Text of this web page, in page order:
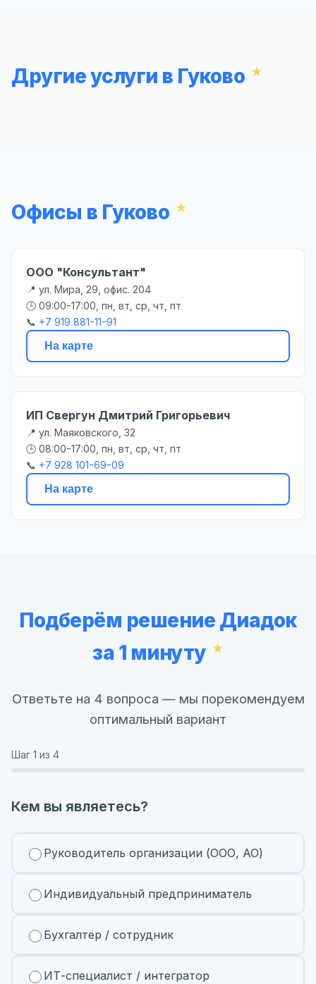
Другие услуги в Гуково
Офисы в Гуково
ООО "Консультант"
📍 ул. Мира, 29, офис. 204
🕒 09:00-17:00, пн, вт, ср, чт, пт
📞 +7 919 881-11-91
На карте
ИП Свергун Дмитрий Григорьевич
📍 ул. Маяковского, 32
🕒 08:00-17:00, пн, вт, ср, чт, пт
📞 +7 928 101-69-09
На карте
Подберём решение Диадок
за 1 минуту
Ответьте на 4 вопроса — мы порекомендуем
оптимальный вариант
Шаг 1 из 4
Кем вы являетесь?
Руководитель организации (ООО, АО)
Индивидуальный предприниматель
Бухгалтер / сотрудник
ИТ-специалист / интегратор